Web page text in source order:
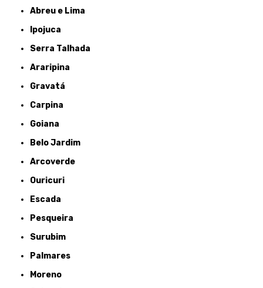
Abreu e Lima
Ipojuca
Serra Talhada
Araripina
Gravatá
Carpina
Goiana
Belo Jardim
Arcoverde
Ouricuri
Escada
Pesqueira
Surubim
Palmares
Moreno